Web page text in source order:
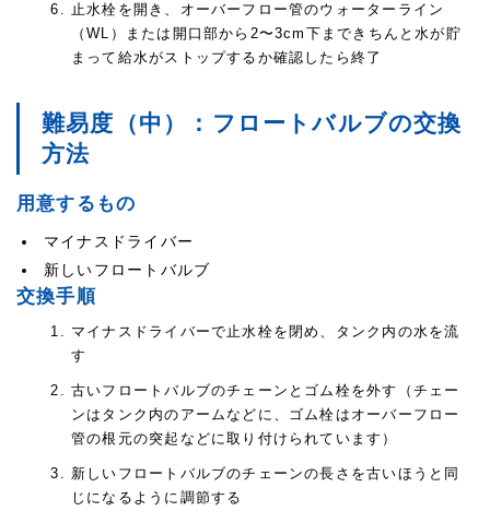
止水栓を開き、オーバーフロー管のウォーターライン
（WL）または開口部から2〜3cm下まできちんと水が貯
まって給水がストップするか確認したら終了
難易度（中）：フロートバルブの交換
方法
用意するもの
マイナスドライバー
新しいフロートバルブ
交換手順
マイナスドライバーで止水栓を閉め、タンク内の水を流
す
古いフロートバルブのチェーンとゴム栓を外す（チェー
ンはタンク内のアームなどに、ゴム栓はオーバーフロー
管の根元の突起などに取り付けられています）
新しいフロートバルブのチェーンの長さを古いほうと同
じになるように調節する